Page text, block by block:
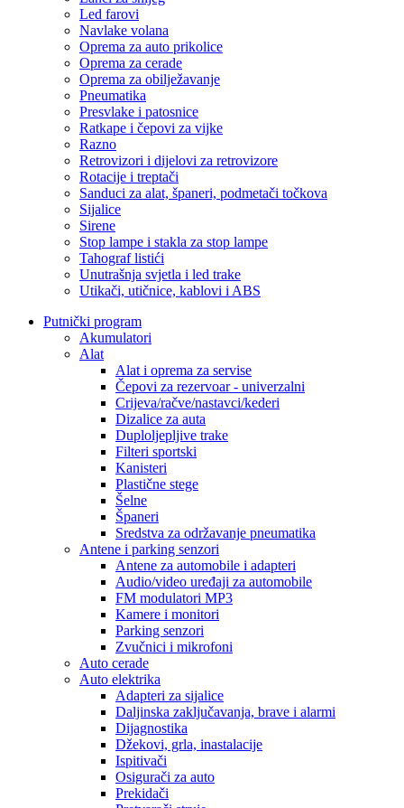
Led farovi
Navlake volana
Oprema za auto prikolice
Oprema za cerade
Oprema za obilježavanje
Pneumatika
Presvlake i patosnice
Ratkape i čepovi za vijke
Razno
Retrovizori i dijelovi za retrovizore
Rotacije i treptači
Sanduci za alat, španeri, podmetači točkova
Sijalice
Sirene
Stop lampe i stakla za stop lampe
Tahograf listići
Unutrašnja svjetla i led trake
Utikači, utičnice, kablovi i ABS
Putnički program
Akumulatori
Alat
Alat i oprema za servise
Čepovi za rezervoar - univerzalni
Crijeva/račve/nastavci/kederi
Dizalice za auta
Duploljepljive trake
Filteri sportski
Kanisteri
Plastične stege
Šelne
Španeri
Sredstva za održavanje pneumatika
Antene i parking senzori
Antene za automobile i adapteri
Audio/video uređaji za automobile
FM modulatori MP3
Kamere i monitori
Parking senzori
Zvučnici i mikrofoni
Auto cerade
Auto elektrika
Adapteri za sijalice
Daljinska zaključavanja, brave i alarmi
Dijagnostika
Džekovi, grla, inastalacije
Ispitivači
Osigurači za auto
Prekidači